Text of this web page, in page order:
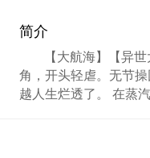
简介
【大航海】【异
角，开头轻虐。无节
越人生烂透了。 在蒸
“交出大衍枢机，留你
铜罗盘，竟是能吞业